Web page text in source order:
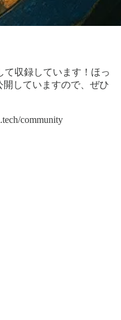
て収録しています！ほっ
していますので、ぜひ
community